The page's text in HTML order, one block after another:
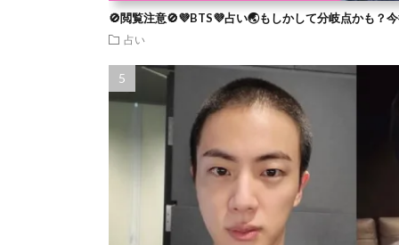
🚫閲覧注意🚫💜BTS💜占い🌏もしかして分岐点かも？
占い